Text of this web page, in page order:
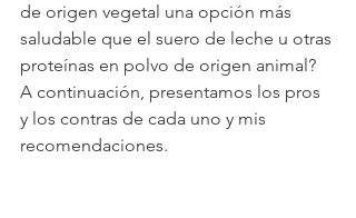
de origen vegetal una opción más
saludable que el suero de leche u otras
proteínas en polvo de origen animal?
A continuación, presentamos los pros
y los contras de cada uno y mis
recomendaciones.